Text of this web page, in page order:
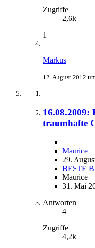
Zugriffe
2,6k
1
Markus
12. August 2012
16.08.2009:
traumhafte
Maurice
29.
BESTE
Maurice
31. Mai
Antworten
4
Zugriffe
4,2k